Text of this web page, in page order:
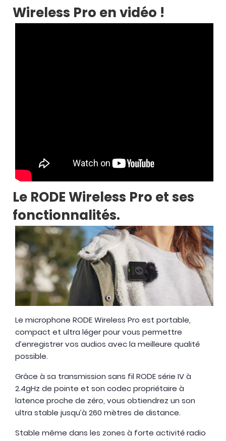
Wireless Pro en vidéo !
Le RODE Wireless Pro et ses
fonctionnalités.
Le microphone RODE Wireless Pro est portable,
compact et ultra léger pour vous permettre
d’enregistrer vos audios avec la meilleure qualité
possible.
Grâce à sa transmission sans fil RODE série IV à
2.4gHz de pointe et son codec propriétaire à
latence proche de zéro, vous obtiendrez un son
ultra stable jusqu’à 260 mètres de distance.
Stable même dans les zones à forte activité radio